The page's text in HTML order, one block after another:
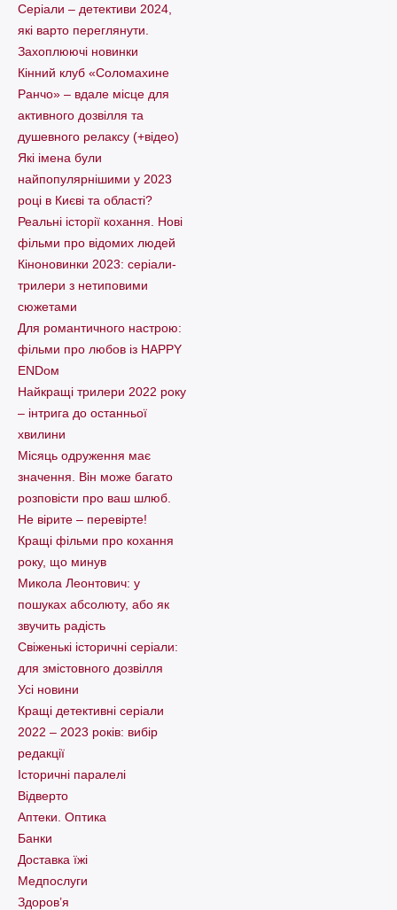
Серіали – детективи 2024,
які варто пеpеглянути.
Захоплюючі новинки
Кінний клуб «Соломахине
Ранчо» – вдале місце для
активного дозвілля та
душевного релаксу (+відео)
Які імена були
найпопулярнішими у 2023
році в Києві та області?
Реальні історії кохання. Нові
фільми про відомих людей
Кіноновинки 2023: серіали-
трилери з нетиповими
сюжетами
Для романтичного настрою:
фільми про любов із HAPPY
ENDом
Найкращі трилери 2022 року
– інтрига до останньої
хвилини
Місяць одруження має
значення. Він може багато
розповісти про ваш шлюб.
Не вірите – перевірте!
Кращі фільми про кохання
року, що минув
Микола Леонтович: у
пошуках абсолюту, або як
звучить радість
Свіженькі історичні серіали:
для змістовного дозвілля
Усі новини
Кращі детективні серіали
2022 – 2023 років: вибір
редакції
Історичні паралелі
Відверто
Аптеки. Оптика
Банки
Доставка їжі
Медпослуги
Здоров’я